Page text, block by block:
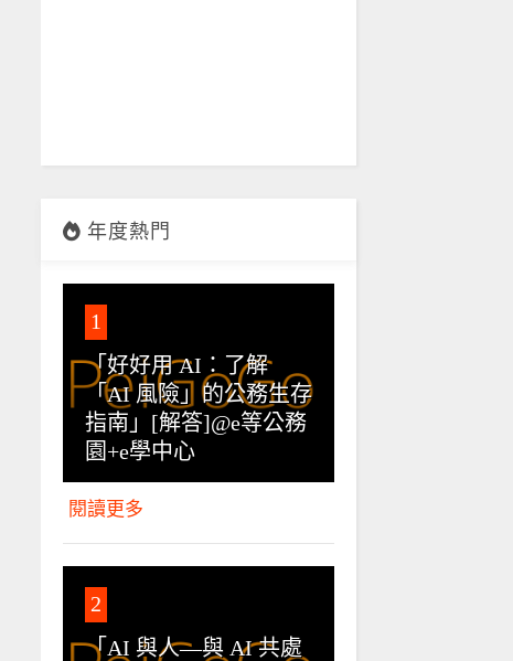
年度熱門
1
「好好用 AI：了解
「AI 風險」的公務生存
指南」[解答]@e等公務
園+e學中心
閱讀更多
2
「AI 與人—與 AI 共處